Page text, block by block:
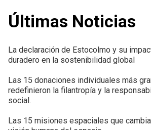
Últimas Noticias
La declaración de Estocolmo y su
duradero en la sostenibilidad global
Las 15 donaciones individuales más
redefinieron la filantropía y la
social.
Las 15 misiones espaciales que